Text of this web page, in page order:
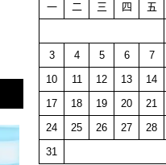
一
二 三 四 五
3
4 5 6 7
10
11 12 13 14
17
18 19 20 21
24
25 26 27 28
31